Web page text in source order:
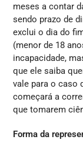
meses a contar
sendo prazo de
exclui o dia do
(menor de 18
incapacidade,
que ele saiba
vale para o caso
começará a
que tomarem
Forma da